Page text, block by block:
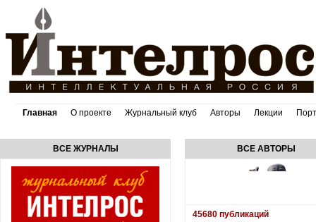
Главная О проекте Журнальный клуб Авторы Лекции
ВСЕ ЖУРНАЛЫ ВСЕ АВТОРЫ
45680 публикаций